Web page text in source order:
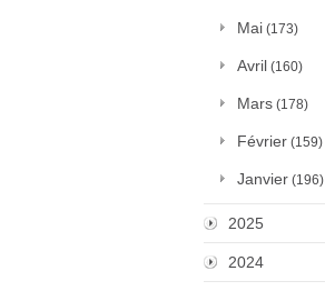
Mai (173)
Avril (160)
Mars (178)
Février (159)
Janvier (196)
2025
2024